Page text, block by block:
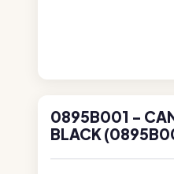
0895B001 -
BLACK